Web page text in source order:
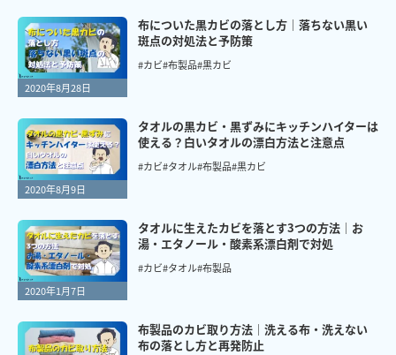
2020年8月28日
布についた黒カビの落とし方｜落ちない黒い
斑点の対処法と予防策
#カビ#布製品#黒カビ
2020年8月9日
タオルの黒カビ・黒ずみにキッチンハイターは
使える？白いタオルの漂白方法と注意点
#カビ#タオル#布製品#黒カビ
2020年1月7日
タオルに生えたカビを落とす3つの方法｜お
湯・エタノール・酸素系漂白剤で対処
#カビ#タオル#布製品
布製品のカビ取り方法｜洗える布・洗えない
布の落とし方と再発防止